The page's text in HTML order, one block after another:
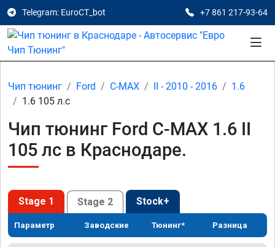
Telegram: EuroCT_bot +7 861 217-93-64
Чип тюнинг Ford C-MAX II - 2010 - 2016
1.6
1.6 105 л.с
Чип тюнинг Ford C-MAX 1.6 II
105 лс в Краснодаре.
Stage 1 Stage 2 Stock+
Параметр Заводские Тюнинг* Разница